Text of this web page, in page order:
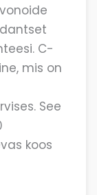
C-
mis on
See
koos